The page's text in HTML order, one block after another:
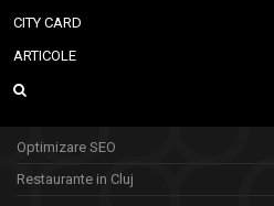
CITY CARD
ARTICOLE
Optimizare SEO
Restaurante in Cluj